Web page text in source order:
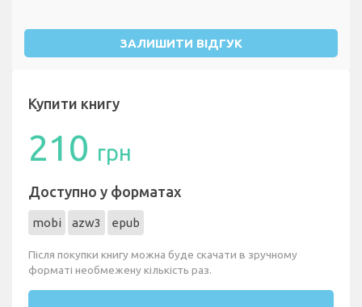
ЗАЛИШИТИ ВІДГУК
Купити книгу
210 грн
Доступно у форматах
mobi azw3 epub
Після покупки книгу можна буде скачати в зручному
форматі необмежену кількість раз.